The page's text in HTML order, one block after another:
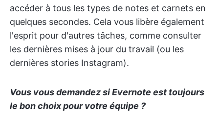
accéder à tous les types de notes et carnets en
quelques secondes. Cela vous libère également
l'esprit pour d'autres tâches, comme consulter
les dernières mises à jour du travail (ou les
dernières stories Instagram).
Vous vous demandez siEvernote est toujours
le bon choix pour votre équipe ?